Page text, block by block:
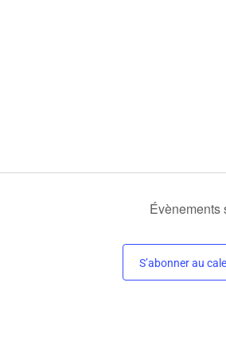
Évènements
S’abonner au